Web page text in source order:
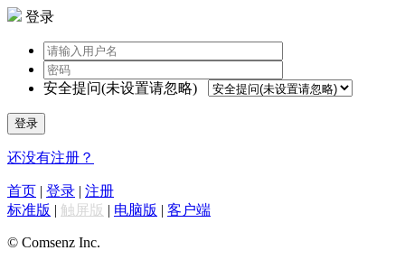
登录
安全提问(未设置请忽略)
登录
还没有注册？
首页 | 登录 | 注册
标准版 | 触屏版 | 电脑版 | 客户端
© Comsenz Inc.